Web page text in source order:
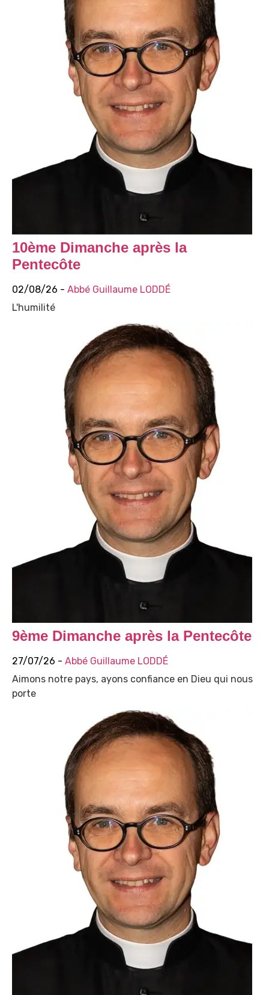
10ème Dimanche après la
Pentecôte
02/08/26 - Abbé Guillaume LODDÉ
L'humilité
9ème Dimanche après la Pentecôte
27/07/26 - Abbé Guillaume LODDÉ
Aimons notre pays, ayons confiance en Dieu qui nous
porte